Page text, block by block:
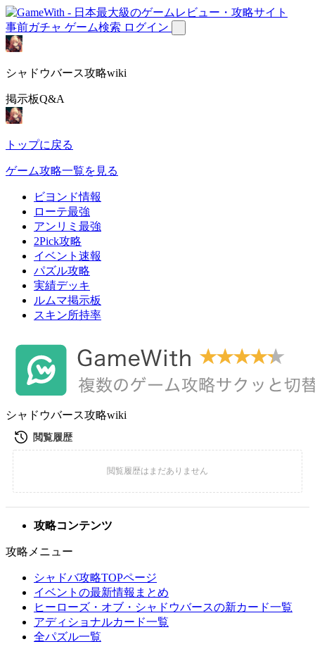
事前ガチャ ゲーム検索 ログイン
シャドウバース攻略wiki
掲示板Q&A
トップに戻る
ゲーム攻略一覧を見る
ビヨンド情報
ローテ最強
アンリミ最強
2Pick攻略
イベント速報
パズル攻略
実績デッキ
ルムマ掲示板
スキン所持率
シャドウバース攻略wiki
攻略コンテンツ
攻略メニュー
シャドバ攻略TOPページ
イベントの最新情報まとめ
ヒーローズ・オブ・シャドウバースの新カード一覧
アディショナルカード一覧
全パズル一覧